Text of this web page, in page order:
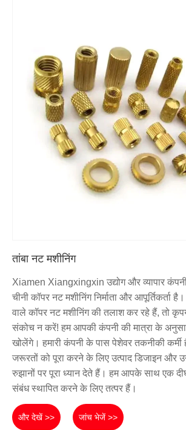
तांबा नट मशीनिंग
Xiamen Xiangxingxin उद्योग और व्यापार
चीनी कॉपर नट मशीनिंग निर्माता और आपूर्तिकर्ता
वाले कॉपर नट मशीनिंग की तलाश कर रहे हैं, तो
संकोच न करें! हम आपकी कंपनी की मात्रा के
खोलेंगे। हमारी कंपनी के पास पेशेवर तकनीकी कर्मी
जरूरतों को पूरा करने के लिए उत्पाद डिजाइन और
रुझानों पर पूरा ध्यान देते हैं। हम आपके साथ एक
संबंध स्थापित करने के लिए तत्पर हैं।
और देखें >> जांच भेजें >>